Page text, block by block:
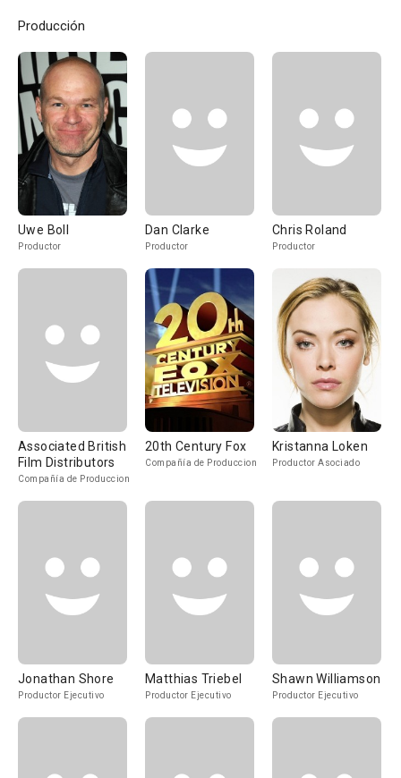
Producción
Uwe Boll
Productor
Dan Clarke
Productor
Chris Roland
Productor
Associated British
Film Distributors
Compañía de Produccion
20th Century Fox
Compañía de Produccion
Kristanna Loken
Productor Asociado
Jonathan Shore
Productor Ejecutivo
Matthias Triebel
Productor Ejecutivo
Shawn Williamson
Productor Ejecutivo